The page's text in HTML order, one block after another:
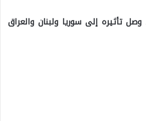
تأثيره إلى سوريا ولبنان والعراق